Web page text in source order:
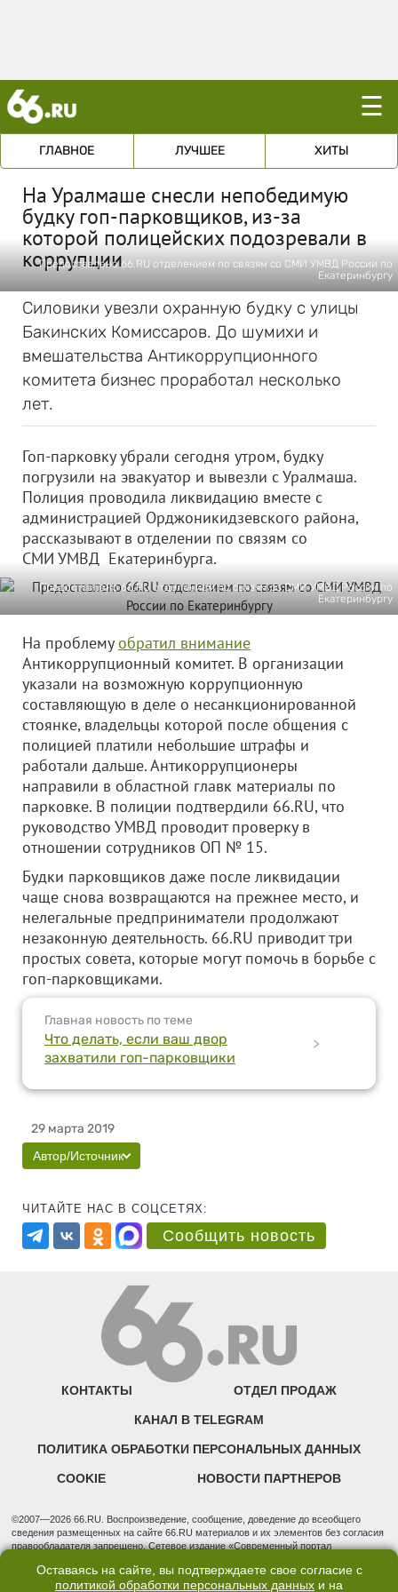
☰
ГЛАВНОЕ ЛУЧШЕЕ ХИТЫ
На Уралмаше снесли непобедимую
будку гоп-парковщиков, из-за
которой полицейских подозревали в
коррупции
Предоставлено 66.RU отделением по связям со СМИ УМВД России по
Екатеринбургу
Силовики увезли охранную будку с улицы
Бакинских Комиссаров. До шумихи и
вмешательства Антикоррупционного
комитета бизнес проработал несколько
лет.
Гоп-парковку убрали сегодня утром, будку
погрузили на эвакуатор и вывезли с Уралмаша.
Полиция проводила ликвидацию вместе с
администрацией Орджоникидзевского района,
рассказывают в отделении по связям со
СМИ УМВД Екатеринбурга.
Предоставлено 66.RU отделением по связям со СМИ УМВД России по
Екатеринбургу
На проблемуобратил внимание
Антикоррупционный комитет. В организации
указали на возможную коррупционную
составляющую в деле о несанкционированной
стоянке, владельцы которой после общения с
полицией платили небольшие штрафы и
работали дальше. Антикоррупционеры
направили в областной главк материалы по
парковке. В полиции подтвердили 66.RU, что
руководство УМВД проводит проверку в
отношении сотрудников ОП № 15.
Будки парковщиков даже после ликвидации
чаще снова возвращаются на прежнее место, и
нелегальные предприниматели продолжают
незаконную деятельность. 66.RU приводит три
простых совета, которые могут помочь в борьбе с
гоп-парковщиками.
Главная новость по теме
Что делать, если ваш двор
захватили гоп-парковщики
>
29 марта 2019
Автор/Источник
ЧИТАЙТЕ НАС В СОЦСЕТЯХ:
Сообщить новость
КОНТАКТЫ ОТДЕЛ ПРОДАЖ
КАНАЛ В TELEGRAM
ПОЛИТИКА ОБРАБОТКИ ПЕРСОНАЛЬНЫХ ДАННЫХ
COOKIE НОВОСТИ ПАРТНЕРОВ
©2007—2026 66.RU. Воспроизведение, сообщение, доведение до всеобщего
сведения размещенных на сайте 66.RU материалов и их элементов без согласия
правообладателя запрещено. Сетевое издание «Современный портал
надзору в сфере связи, информационных технологий и массовых коммуникаций
(Роскомнадзор). Регистрационный номер ЭЛ № ФС 77 - 76634 от 02.09.2019
Оставаясь на сайте, вы подтверждаете свое согласие с
политикой обработки персональных данных и на